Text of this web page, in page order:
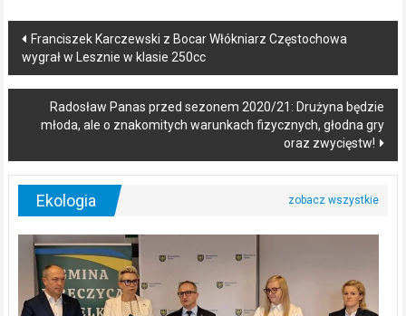
Post
navigation
Franciszek Karczewski z Bocar Włókniarz Częstochowa
wygrał w Lesznie w klasie 250cc
Radosław Panas przed sezonem 2020/21: Drużyna będzie
młoda, ale o znakomitych warunkach fizycznych, głodna gry
oraz zwycięstw!
Ekologia